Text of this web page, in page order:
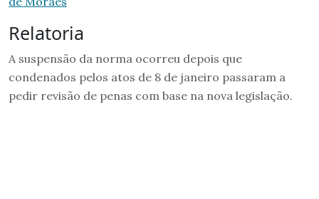
Relatoria
A suspensão da norma ocorreu depois que
condenados pelos atos de 8 de janeiro passaram a
pedir revisão de penas com base na nova legislação.